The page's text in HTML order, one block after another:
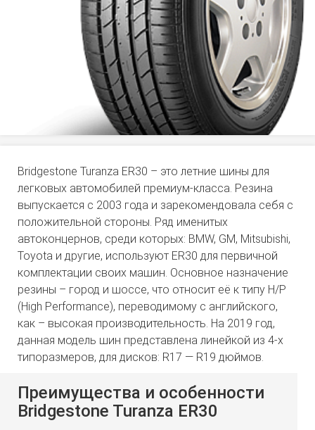
Bridgestone Turanza ER30 – это летние шины для
легковых автомобилей премиум-класса. Резина
выпускается с 2003 года и зарекомендовала себя с
положительной стороны. Ряд именитых
автоконцернов, среди которых: BMW, GM, Mitsubishi,
Toyota и другие, используют ER30 для первичной
комплектации своих машин. Основное назначение
резины – город и шоссе, что относит её к типу H/P
(High Performance), переводимому с английского,
как – высокая производительность. На 2019 год,
данная модель шин представлена линейкой из 4-х
типоразмеров, для дисков: R17 — R19 дюймов.
Преимущества и особенности
Bridgestone Turanza ER30